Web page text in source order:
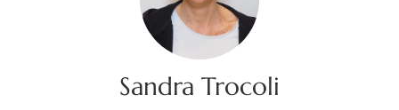
Sandra Trocoli